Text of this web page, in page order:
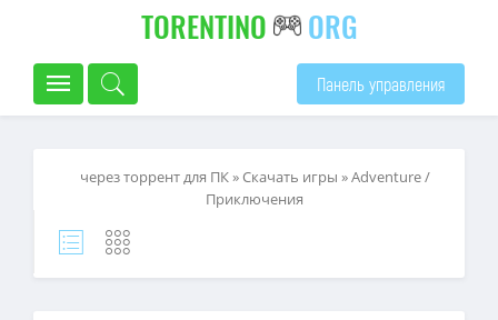
TORENTINO ORG
Панель управления
через торрент для ПК»Скачать игры »Adventure /
Приключения